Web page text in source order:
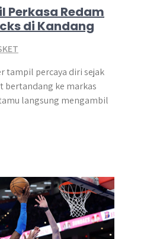
Perkasa Redam
di Kandang
tampil percaya diri sejak
bertandang ke markas
langsung mengambil